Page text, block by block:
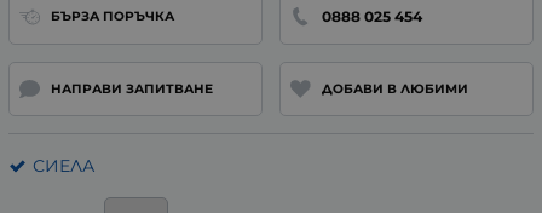
БЪРЗА ПОРЪЧКА 0888 025 454
НАПРАВИ ЗАПИТВАНЕ ДОБАВИ В ЛЮБИМИ
СИЕЛА